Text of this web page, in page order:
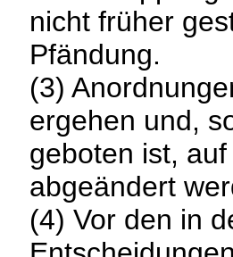
nicht früher
Pfändung.
(3)
ergehen und,
geboten ist,
abgeändert
(4) Vor den in